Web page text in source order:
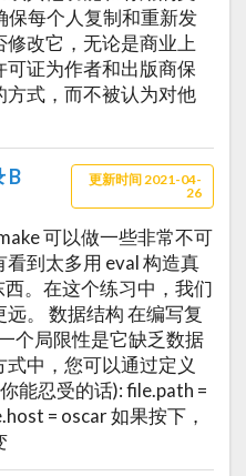
保每个人复制和重新发
改它，无论是商业上
证为作者和出版商保
方式，而不被认为对他
B
更新时间 2021-04-
26
可以做一些非常不可
到太多用 eval 构造真
。在这个练习中，我们
。 数据结构 在编写复
个局限性是它缺乏数据
中，您可以通过定义
能忍受的话): file.path =
= oscar 如果按下，